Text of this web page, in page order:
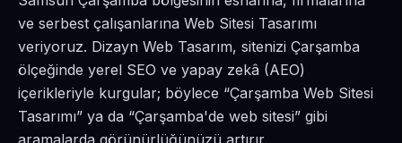
ve serbest çalışanlarına Web Sitesi Tasarımı
veriyoruz. Dizayn Web Tasarım, sitenizi Çarşamba
ölçeğinde yerel SEO ve yapay zekâ (AEO)
içerikleriyle kurgular; böylece “Çarşamba Web Sitesi
Tasarımı” ya da “Çarşamba'de web sitesi” gibi
aramalarda görünürlüğünüzü artırır.